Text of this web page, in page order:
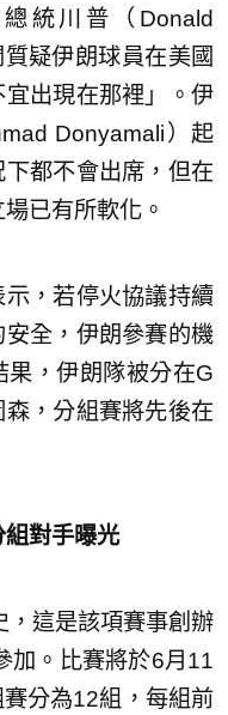
統川普（Donald
疑伊朗球員在美國
出現在那裡」。伊
Donyamali）起
都不會出席，但在
已有所軟化。
，若停火協議持續
安全，伊朗參賽的機
果，伊朗隊被分在G
，分組賽將先後在
對手曝光
，這是該項賽事創辦
加。比賽將於6月11
分為12組，每組前